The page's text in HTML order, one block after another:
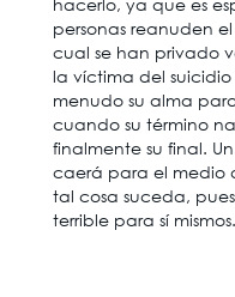
hacerlo, ya que es
personas reanuden
cual se han privado
la víctima del
menudo su alma
cuando su término
finalmente su final.
caerá para el medio
tal cosa suceda,
terrible para sí mismos.